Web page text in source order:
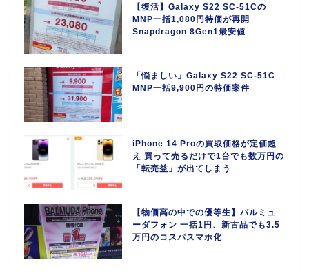
【復活】Galaxy S22 SC-51Cの
MNP一括1,080円特価が再開
Snapdragon 8Gen1最安値
「悩ましい」Galaxy S22 SC-51C
MNP一括9,900円の特価案件
iPhone 14 Proの買取価格が定価超
え 買って売るだけで1台でも数万円の
「転売益」が出てしまう
【物価高の中での優等生】バルミュ
ーダフォン 一括1円、新古品でも3.5
万円のコスパスマホ化